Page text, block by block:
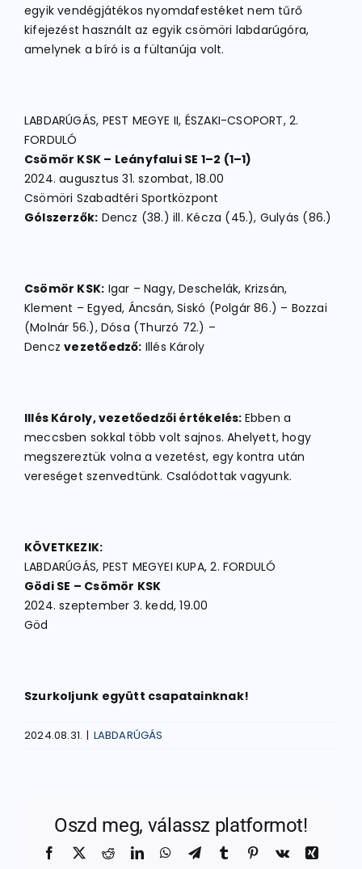
egyik vendégjátékos nyomdafestéket nem tűrő
kifejezést használt az egyik csömöri labdarúgóra,
amelynek a bíró is a fültanúja volt.
LABDARÚGÁS, PEST MEGYE II, ÉSZAKI-CSOPORT, 2.
FORDULÓ
Csömör KSK – Leányfalui SE 1–2 (1–1)
2024. augusztus 31. szombat, 18.00
Csömöri Szabadtéri Sportközpont
Gólszerzők: Dencz (38.) ill. Kécza (45.), Gulyás (86.)
Csömör KSK: Igar – Nagy, Deschelák, Krizsán,
Klement – Egyed, Áncsán, Siskó (Polgár 86.) – Bozzai
(Molnár 56.), Dósa (Thurzó 72.) –
Denczvezetőedző: Illés Károly
Illés Károly, vezetőedzői értékelés: Ebben a
meccsben sokkal több volt sajnos. Ahelyett, hogy
megszereztük volna a vezetést, egy kontra után
vereséget szenvedtünk. Csalódottak vagyunk.
KÖVETKEZIK:
LABDARÚGÁS, PEST MEGYEI KUPA, 2. FORDULÓ
Gödi SE – Csömör KSK
2024. szeptember 3. kedd, 19.00
Göd
Szurkoljunk együtt csapatainknak!
2024.08.31. | LABDARÚGÁS
Oszd meg, válassz platformot!
Facebook
X RedditLinkedInWhatsApp
TelegramTumblr Pinterest
Vk
Xing